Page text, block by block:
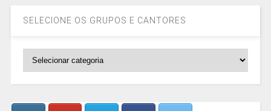
SELECIONE OS GRUPOS E CANTORES
SELECIONE
CANTORES